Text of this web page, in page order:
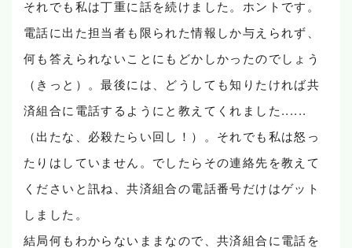
それでも私は丁重に話を続けました。ホントです。
電話に出た担当者も限られた情報しか与えられず、
何も答えられないことにもどかしかったのでしょう
（きっと）。最後には、どうしても知りたければ共
済組合に電話するようにと教えてくれました......
（出たな、必殺たらい回し！）。それでも私は怒っ
たりはしていません。でしたらその連絡先を教えて
くださいと訊ね、共済組合の電話番号だけはゲット
しました。
結局何もわからないままなので、共済組合に電話を